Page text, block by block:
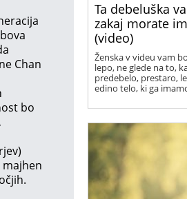
Chan
bo
majhen
Ta debeluška
zakaj morate
(video)
Ženska v videu vam
lepo, ne glede na to,
predebelo, prestaro,
edino telo, ki ga